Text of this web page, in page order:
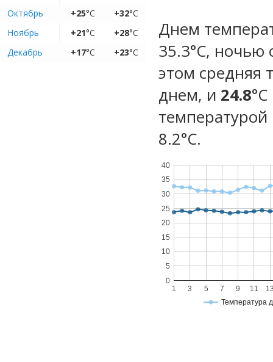
Октябрь
+25°C +32°C
Ноябрь
+21°C +28°C
Декабрь
+17°C +23°C
Днем
35.3°C, ночью
этом средняя
днем, и 24.8
температурой
8.2°С.
Температура
1 3 5 7 9 11
0
5
10
15
20
25
30
35
40